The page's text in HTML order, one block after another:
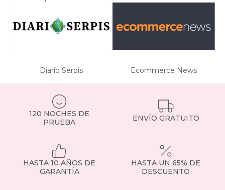
Diario Serpis Ecommerce News
120 NOCHES DE
PRUEBA
ENVÍO GRATUITO
HASTA 10 AÑOS DE
GARANTÍA
HASTA UN 65% DE
DESCUENTO